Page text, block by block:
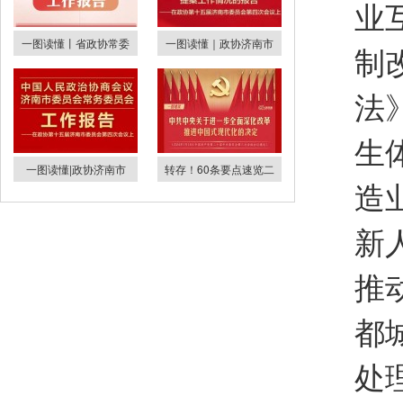
一图读懂丨省政协常委 一图读懂｜政协济南市
一图读懂|政协济南市 转存！60条要点速览二
业
制
法
生
造
新
推
都
处